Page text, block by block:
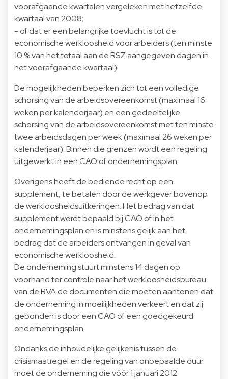
voorafgaande kwartalen vergeleken met hetzelfde
kwartaal van 2008;
- of dat er een belangrijke toevlucht is tot de
economische werkloosheid voor arbeiders (ten minste
10 % van het totaal aan de RSZ aangegeven dagen in
het voorafgaande kwartaal).
De mogelijkheden beperken zich tot een volledige
schorsing van de arbeidsovereenkomst (maximaal 16
weken per kalenderjaar) en een gedeeltelijke
schorsing van de arbeidsovereenkomst met ten minste
twee arbeidsdagen per week (maximaal 26 weken per
kalenderjaar). Binnen die grenzen wordt een regeling
uitgewerkt in een CAO of ondernemingsplan.
Overigens heeft de bediende recht op een
supplement, te betalen door de werkgever bovenop
de werkloosheidsuitkeringen. Het bedrag van dat
supplement wordt bepaald bij CAO of in het
ondernemingsplan en is minstens gelijk aan het
bedrag dat de arbeiders ontvangen in geval van
economische werkloosheid.
De onderneming stuurt minstens 14 dagen op
voorhand ter controle naar het werkloosheidsbureau
van de RVA de documenten die moeten aantonen dat
de onderneming in moeilijkheden verkeert en dat zij
gebonden is door een CAO of een goedgekeurd
ondernemingsplan.
Ondanks de inhoudelijke gelijkenis tussen de
crisismaatregel en de regeling van onbepaalde duur
moet de onderneming die vóór 1 januari 2012